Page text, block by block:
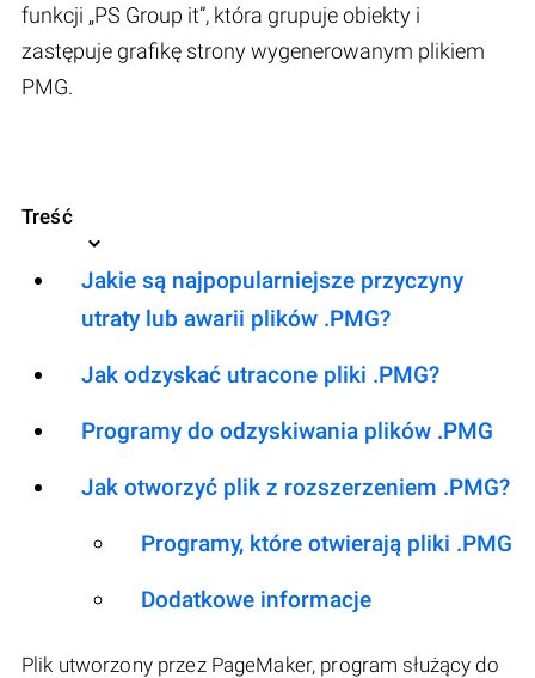
funkcji „PS Group it”, która grupuje obiekty i
zastępuje grafikę strony wygenerowanym plikiem
PMG.
Treść
Jakie są najpopularniejsze przyczyny
utraty lub awarii plików .PMG?
Jak odzyskać utracone pliki .PMG?
Programy do odzyskiwania plików .PMG
Jak otworzyć plik z rozszerzeniem .PMG?
Programy, które otwierają pliki .PMG
Dodatkowe informacje
Plik utworzony przez PageMaker, program służący do